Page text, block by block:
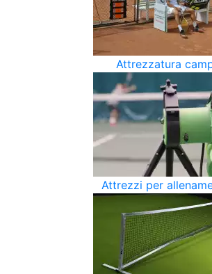
Attrezzatura
Attrezzi per